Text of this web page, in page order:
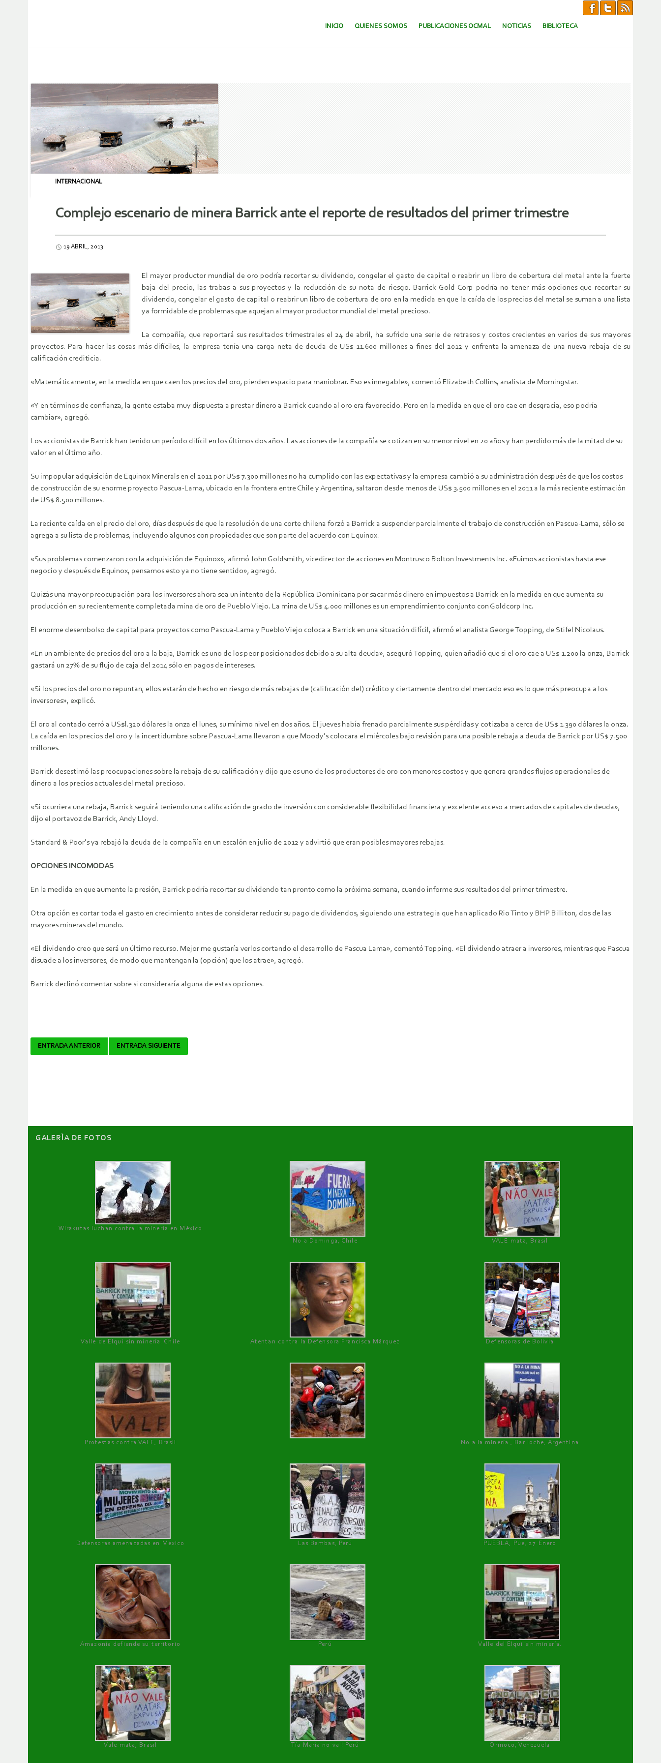
SALTAR AL CONTENIDO.
INICIO QUIENES SOMOS PUBLICACIONES OCMAL NOTICIAS BIBLIOTECA
INTERNACIONAL
Complejo escenario de minera Barrick ante el reporte de resultados del primer trimestre
19 ABRIL, 2013
El mayor productor mundial de oro podría recortar su dividendo, congelar el gasto de capital o reabrir un libro de cobertura del metal ante la fuerte
baja del precio, las trabas a sus proyectos y la reducción de su nota de riesgo. Barrick Gold Corp podría no tener más opciones que recortar su
dividendo, congelar el gasto de capital o reabrir un libro de cobertura de oro en la medida en que la caída de los precios del metal se suman a una lista
ya formidable de problemas que aquejan al mayor productor mundial del metal precioso.
La compañía, que reportará sus resultados trimestrales el 24 de abril, ha sufrido una serie de retrasos y costos crecientes en varios de sus mayores
proyectos. Para hacer las cosas más difíciles, la empresa tenía una carga neta de deuda de US$ 11.600 millones a fines del 2012 y enfrenta la amenaza de una nueva rebaja de su
calificación crediticia.
«Matemáticamente, en la medida en que caen los precios del oro, pierden espacio para maniobrar. Eso es innegable», comentó Elizabeth Collins, analista de Morningstar.
«Y en términos de confianza, la gente estaba muy dispuesta a prestar dinero a Barrick cuando al oro era favorecido. Pero en la medida en que el oro cae en desgracia, eso podría
cambiar», agregó.
Los accionistas de Barrick han tenido un período difícil en los últimos dos años. Las acciones de la compañía se cotizan en su menor nivel en 20 años y han perdido más de la mitad de su
valor en el último año.
Su impopular adquisición de Equinox Minerals en el 2011 por US$ 7.300 millones no ha cumplido con las expectativas y la empresa cambió a su administración después de que los costos
de construcción de su enorme proyecto Pascua-Lama, ubicado en la frontera entre Chile y Argentina, saltaron desde menos de US$ 3.500 millones en el 2011 a la más reciente estimación
de US$ 8.500 millones.
La reciente caída en el precio del oro, días después de que la resolución de una corte chilena forzó a Barrick a suspender parcialmente el trabajo de construcción en Pascua-Lama, sólo se
agrega a su lista de problemas, incluyendo algunos con propiedades que son parte del acuerdo con Equinox.
«Sus problemas comenzaron con la adquisición de Equinox», afirmó John Goldsmith, vicedirector de acciones en Montrusco Bolton Investments Inc. «Fuimos accionistas hasta ese
negocio y después de Equinox, pensamos esto ya no tiene sentido», agregó.
Quizás una mayor preocupación para los inversores ahora sea un intento de la República Dominicana por sacar más dinero en impuestos a Barrick en la medida en que aumenta su
producción en su recientemente completada mina de oro de Pueblo Viejo. La mina de US$ 4.000 millones es un emprendimiento conjunto con Goldcorp Inc.
El enorme desembolso de capital para proyectos como Pascua-Lama y Pueblo Viejo coloca a Barrick en una situación difícil, afirmó el analista George Topping, de Stifel Nicolaus.
«En un ambiente de precios del oro a la baja, Barrick es uno de los peor posicionados debido a su alta deuda», aseguró Topping, quien añadió que si el oro cae a US$ 1.200 la onza, Barrick
gastará un 27% de su flujo de caja del 2014 sólo en pagos de intereses.
«Si los precios del oro no repuntan, ellos estarán de hecho en riesgo de más rebajas de (calificación del) crédito y ciertamente dentro del mercado eso es lo que más preocupa a los
inversores», explicó.
El oro al contado cerró a US$l.320 dólares la onza el lunes, su mínimo nivel en dos años. El jueves había frenado parcialmente sus pérdidas y cotizaba a cerca de US$ 1.390 dólares la onza.
La caída en los precios del oro y la incertidumbre sobre Pascua-Lama llevaron a que Moody’s colocara el miércoles bajo revisión para una posible rebaja a deuda de Barrick por US$ 7.500
millones.
Barrick desestimó las preocupaciones sobre la rebaja de su calificación y dijo que es uno de los productores de oro con menores costos y que genera grandes flujos operacionales de
dinero a los precios actuales del metal precioso.
«Si ocurriera una rebaja, Barrick seguirá teniendo una calificación de grado de inversión con considerable flexibilidad financiera y excelente acceso a mercados de capitales de deuda»,
dijo el portavoz de Barrick, Andy Lloyd.
Standard & Poor’s ya rebajó la deuda de la compañía en un escalón en julio de 2012 y advirtió que eran posibles mayores rebajas.
OPCIONES INCOMODAS
En la medida en que aumente la presión, Barrick podría recortar su dividendo tan pronto como la próxima semana, cuando informe sus resultados del primer trimestre.
Otra opción es cortar toda el gasto en crecimiento antes de considerar reducir su pago de dividendos, siguiendo una estrategia que han aplicado Rio Tinto y BHP Billiton, dos de las
mayores mineras del mundo.
«El dividendo creo que será un último recurso. Mejor me gustaría verlos cortando el desarrollo de Pascua Lama», comentó Topping. «El dividendo atraer a inversores, mientras que Pascua
disuade a los inversores, de modo que mantengan la (opción) que los atrae», agregó.
Barrick declinó comentar sobre si consideraría alguna de estas opciones.
Navegador
ENTRADA ANTERIOR ENTRADA SIGUIENTE
GALERÌA DE FOTOS
Wirakutas luchan contra la minería en México
No a Dominga, Chile
VALE mata, Brasil
Valle de Elqui sin minería. Chile Atentan contra la Defensora Francisca Márquez Defensoras de Bolivia
Protestas contra VALE, Brasil No a la minería , Bariloche, Argentina
Defensoras amenazadas en México Las Bambas, Perú PUEBLA, Pue, 27 Enero
Amazonía defiende su territorio Perú Valle del Elqui sin minería.
Vale mata, Brasil Tía María no va ! Perú Orinoco, Venezuela